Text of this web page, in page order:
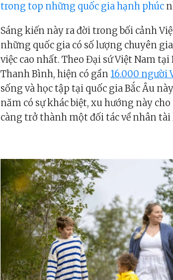
trong top những quốc gia hạnh phúc
Sáng kiến này ra đời trong bối cảnh
những quốc gia có số lượng chuyên
việc cao nhất. Theo Đại sứ Việt Nam tại
Thanh Bình, hiện có gần 16.000 người
sống và học tập tại quốc gia Bắc Âu
năm có sự khác biệt, xu hướng này
càng trở thành một đối tác về nhân tài